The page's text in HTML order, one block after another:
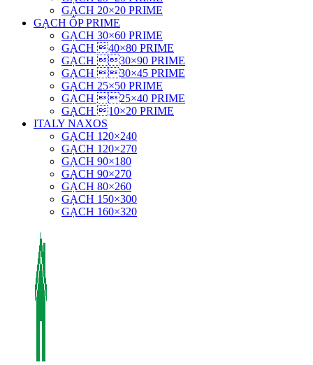
GẠCH 20×20 PRIME
GẠCH ỐP PRIME
GẠCH 30×60 PRIME
GẠCH 40×80 PRIME
GẠCH 30×90 PRIME
GẠCH 30×45 PRIME
GẠCH 25×50 PRIME
GẠCH 25×40 PRIME
GẠCH 10×20 PRIME
ITALY NAXOS
GẠCH 120×240
GẠCH 120×270
GẠCH 90×180
GẠCH 90×270
GẠCH 80×260
GẠCH 150×300
GẠCH 160×320